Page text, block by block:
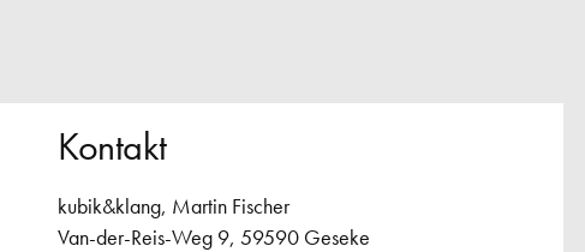
Kontakt
kubik&klang, Martin Fischer
Van-der-Reis-Weg 9, 59590 Geseke